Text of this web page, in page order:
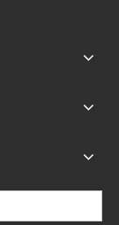
在利益诱惑下的
立的天平两
伤害的源头。当
达了对唯利是图
与桀、纣为例，
，而造就了截然